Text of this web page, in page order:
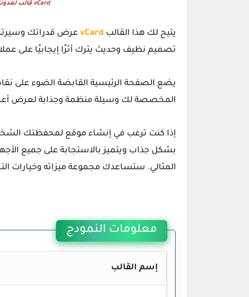
vCard قالب لمدونة المحفظة الشخصية
يتيح لك هذا القالب vCard عرض قدراتك
تصميم نظيف وحديث يترك أثرًا إيجابيًا على
يضع الصفحة الرئيسية القابضة الضوء على
المخصصة لك وسيلة منظمة وجذابة لعرض
إذا كنت ترغب في إنشاء موقع لمحفظتك
بشكل جذاب ويتميز بالاستجابة على جميع
المثالي. ستساعدك مجموعة ميزاته وخيارات
معلومات النمودج
إسم القالب